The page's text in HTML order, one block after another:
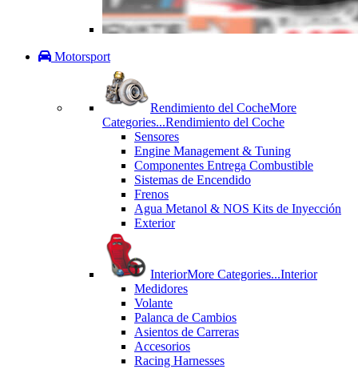
Motorsport
Rendimiento del CocheMore
Categories...Rendimiento del Coche
Sensores
Engine Management & Tuning
Componentes Entrega Combustible
Sistemas de Encendido
Frenos
Agua Metanol & NOS Kits de Inyección
Exterior
InteriorMore Categories...Interior
Medidores
Volante
Palanca de Cambios
Asientos de Carreras
Accesorios
Racing Harnesses